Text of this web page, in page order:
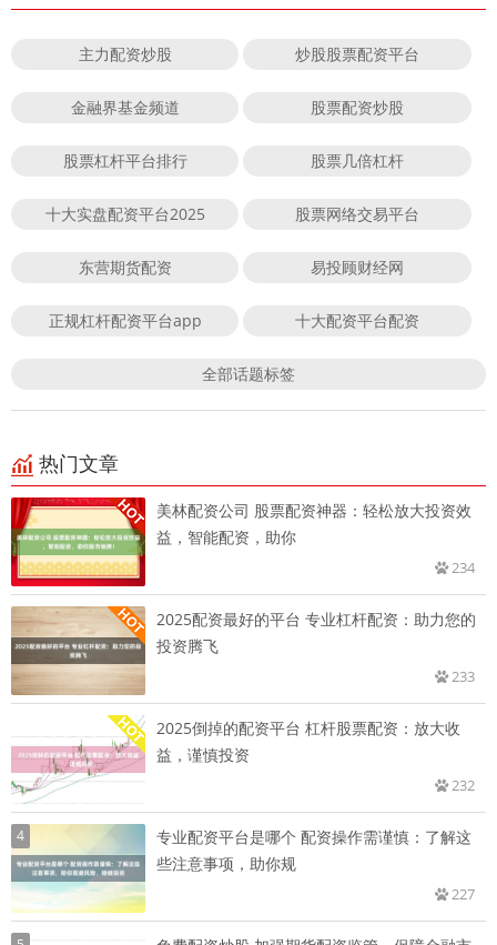
主力配资炒股 炒股股票配资平台
金融界基金频道 股票配资炒股
股票杠杆平台排行 股票几倍杠杆
十大实盘配资平台2025 股票网络交易平台
东营期货配资 易投顾财经网
正规杠杆配资平台app 十大配资平台配资
全部话题标签
热门文章
美林配资公司 股票配资神器：轻松放大投资效
益，智能配资，助你
234
2025配资最好的平台 专业杠杆配资：助力您的
投资腾飞
233
2025倒掉的配资平台 杠杆股票配资：放大收
益，谨慎投资
232
4
专业配资平台是哪个 配资操作需谨慎：了解这
些注意事项，助你规
227